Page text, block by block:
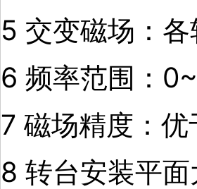
5 交变磁场：
6 频率范围：
7 磁场精度：优
8 转台安装平